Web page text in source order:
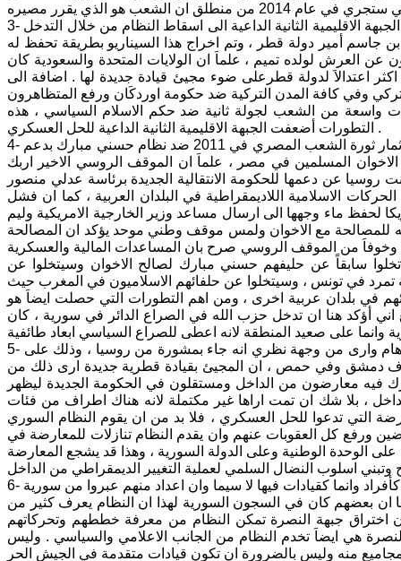
3- ما بعد اللقاء بين الرئيس الروسي بوتين والرئيس الامريكي اوباما وقع تطور هام في الجبهة الاقليمية الثانية الداعية الى اسقاط النظام من خلال التدخل
أمير دولة قطر ، وتم اخراج هذا السيناريو بطريقة تحفظ له
العرش لولده تميم ، علماَ ان الولايات المتحدة والسعودية كان
اعتدالاَ لدولة قطرعلى ضوء مجيئ قيادة جديدة لها . اضافة الى
وفي كافة المدن التركية ضد حكومة اوردكَان ورفع المتظاهرون
واسعة من الشعب لجولة ثانية ضد حكم الاسلام السياسي ، هذه
التطورات أضعفت الجبهة الاقليمية الثانية الداعية للحل العسكري .
4- تمكن الشعب المصري من اسقاط حكم الاخوان المسلمين في مصر ، الذين سرقوا ثمار ثورة الشعب المصري في 2011 ضد نظام حسني مبارك بدعم
الاخوان المسلمين في مصر ، علماَ ان الموقف الروسي الاخير اربك
الامريكية بمساندته لثورة الشعب المصري في 30/ حزيران 2013 واعلنت روسيا عن دعمها للحكومة الانتقالية الجديدة برئاسة عدلي منصور
الاسلامية اللاديمقراطية في البلدان العربية ، كما ان فشل
لحفظ ماء وجهها الى ارسال مساعد وزير الخارجية الامريكية وليم
للمصالحة مع الاخوان ولمس موقف وطني موحد يؤكد ان المصالحة
وخوفاَ من الموقف الروسي صرح بان المساعدات المالية والعسكرية
سابقاً عن حليفهم حسني مبارك لصالح الاخوان وسيتخلوا عن
تمرد في تونس ، وسيتخلوا عن حلفائهم الاسلاميون في المغرب حيث
عن حلفائهم في بلدان عربية اخرى ، ومن اهم التطورات التي حصلت ايضاَ هو
اني أؤكد هنا ان تدخل حزب الله في الصراع الدائر في سورية ، كان
5- حل القيادة القطرية لحزب البعث في سورية وانتخاب قيادة شابة جديدة ، انه حدث هام وارى من وجهة نظري انه جاء بمشورة من روسيا ، وذلك على
دمشق وفي حمص ، ان المجيئ بقيادة قطرية جديدة ارى ذلك من
فيه معارضون من الداخل ومستقلون في الحكومة الجديدة ليظهر
، بلا شك ان تمت اراها غير مكتملة لانه هناك اطراف من فئات
التي تدعوا للحل العسكري ، فلا بد من ان يقوم النظام السوري
ورفع كل العقوبات عنهم وان يقدم النظام تنازلات للمعارضة في
على الوحدة الوطنية وعلى الدولة السورية ، وهذا قد يشجع المعارضة
6- اني ارى من وجهة نظري ان النظام السوري قد تمكن من اختراق جبهة النصرة ليس كأفراد وانما كقيادات فيها لا سيما وان اعداد منهم عبروا من سورية
سنوات ، كما ان بعضهم كان في السجون السورية لهذا ان النظام يعرف كثير من
جبهة النصرة تمكن النظام من معرفة خططهم وتحركاتهم
النصرة هي ايضاَ تخدم النظام من الجانب الاعلامي والسياسي . وليس